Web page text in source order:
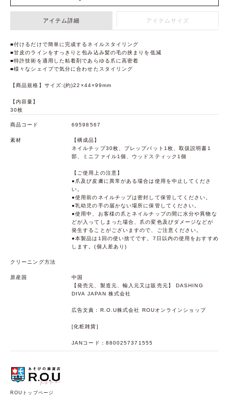
アイテム詳細 アイテムサイズ
■付けるだけで簡単に完成するネイルスタイリング
■甘皮のラインをすっきりと包み込み髪の毛の挟まりを低減
■特許技術を適用した粘着剤であらゆる爪に高密着
■様々なシェイプで気分に合わせたスタイリング
【商品規格】サイズ:(約)22×44×99mm
【内容量】
30枚
商品コード 69598567
素材
【構成品】
ネイルチップ30枚、プレップパット1枚、取扱説明書1
部、ミニファイル1個、ウッドスティック1個
【ご使用上の注意】
●爪及び皮膚に異常がある場合は使用を中止してくださ
い。
●使用前のネイルチップは密封して保管してください。
●乳幼児の手の届かない場所に保管してください。
●使用中、お客様の爪とネイルチップの間に水分や異物な
どが入ってしまった場合、爪の変色及びダメージなどが
発生することがございますので、ご注意ください。
●本製品は1回の使い捨てです。7日以内の使用をおすすめ
します。(個人差あり)
クリーニング方法
原産国
中国
【発売元、製造元、輸入元又は販売元】 DASHING
DIVA JAPAN 株式会社
広告文責：R.O.U株式会社 ROUオンラインショップ
[化粧雑貨]
JANコード：8800257371555
ROUトップページ